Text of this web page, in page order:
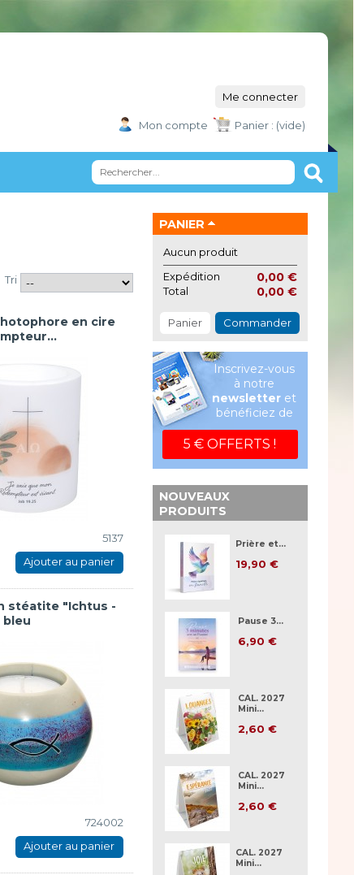
Me connecter
Panier : (vide)
Mon compte
Tri
en cire
5137
Ajouter au panier
stéatite "Ichtus -
724002
Ajouter au panier
PANIER
Aucun produit
Expédition
0,00 €
Total 0,00 €
Panier Commander
Inscrivez-vous
à notre
newsletter et
bénéficiez de
5 € OFFERTS !
NOUVEAUX
PRODUITS
Prière et...
19,90 €
Pause 3...
6,90 €
CAL. 2027
Mini...
2,60 €
CAL. 2027
Mini...
2,60 €
CAL. 2027
Mini...